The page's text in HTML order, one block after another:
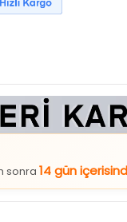
sonra14 gün